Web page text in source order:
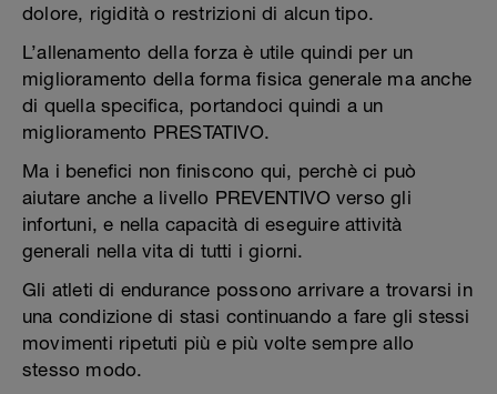
dolore, rigidità o restrizioni di alcun tipo.
L’allenamento della forza è utile quindi per un
miglioramento della forma fisica generale ma anche
di quella specifica, portandoci quindi a un
miglioramento PRESTATIVO.
Ma i benefici non finiscono qui, perchè ci può
aiutare anche a livello PREVENTIVO verso gli
infortuni, e nella capacità di eseguire attività
generali nella vita di tutti i giorni.
Gli atleti di endurance possono arrivare a trovarsi in
una condizione di stasi continuando a fare gli stessi
movimenti ripetuti più e più volte sempre allo
stesso modo.